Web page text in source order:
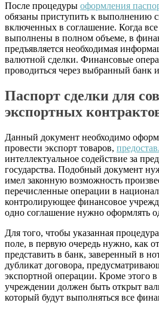
После процедуры оформления
обязаны приступить к выполнению
включенных в соглашение. Когда
выполнены в полном объеме, в
предъявляется необходимая
валютной сделки. Финансовые
проводиться через выбранный банк
Паспорт сделки для
экспортных
Данный документ необходимо
провести экспорт товаров,
интеллектуальное содействие за
государства. Подобный документ
имел законную возможность
перечисленные операции в
контролирующее финансовое
одно соглашение нужно оформлять
Для того, чтобы указанная
поле, в первую очередь нужно, как
представить в банк, заверенный в
дубликат договора,
экспортной операции. Кроме этого
учреждении должен быть открыт
который будут выполняться все